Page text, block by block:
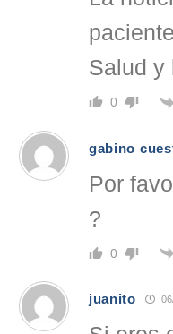
Salud y
0
gabino
Por
?
0
juanito